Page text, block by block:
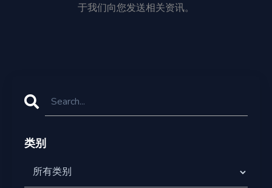
于我们向您发送相关资讯。
类别